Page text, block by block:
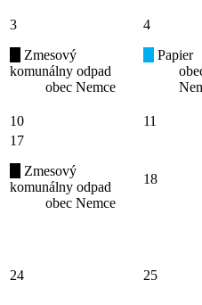
3
Zmesový
komunálny odpad
obec Nemce
4
Papier
10 11
17
Zmesový
komunálny odpad
obec Nemce
18
24 25